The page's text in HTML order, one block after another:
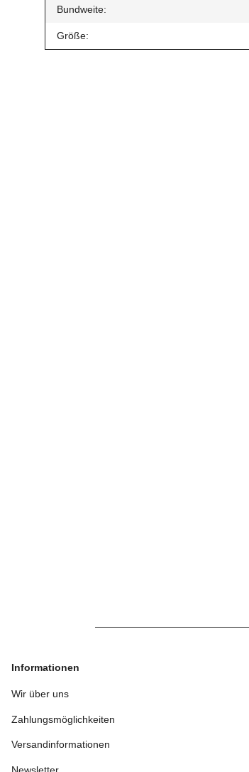
Bundweite:
Größe:
Informationen
Wir über uns
Zahlungsmöglichkeiten
Versandinformationen
Newsletter